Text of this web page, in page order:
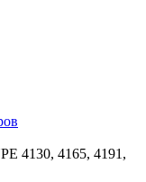
4130, 4165, 4191,